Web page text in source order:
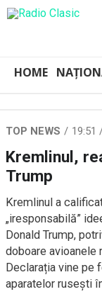
HOME
TOP NEWS 19:51
Kremlinul,
Trump
Kremlinul a
„iresponsabilă”
Donald Trump,
doboare avioanele
Declarația vine pe
aparatelor rusești